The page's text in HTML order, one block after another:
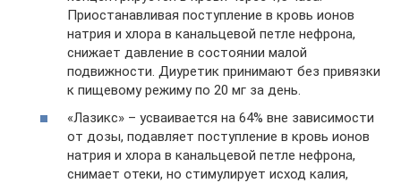
Приостанавливая поступление в кровь ионов
натрия и хлора в канальцевой петле нефрона,
снижает давление в состоянии малой
подвижности. Диуретик принимают без привязки
к пищевому режиму по 20 мг за день.
«Лазикс» – усваивается на 64% вне зависимости
от дозы, подавляет поступление в кровь ионов
натрия и хлора в канальцевой петле нефрона,
снимает отеки, но стимулирует исход калия,